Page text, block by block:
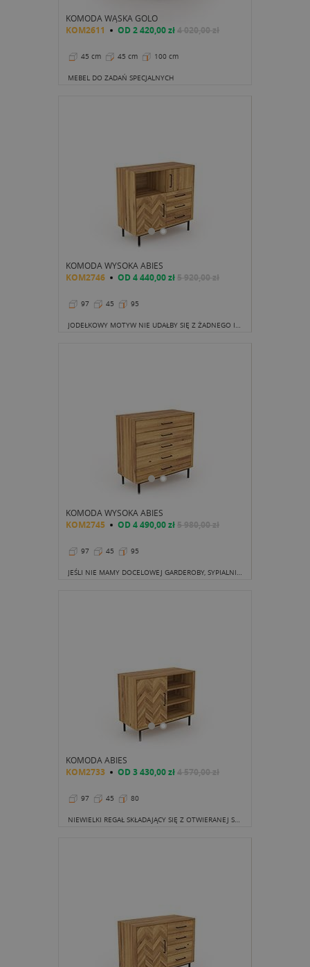
KOMODA WĄSKA GOLO
KOM2611 OD 2 420,00 zł4 020,00 zł
45 cm 45 cm 100 cm
MEBEL DO ZADAŃ SPECJALNYCH
KOMODA WYSOKA ABIES
KOM2746 OD 4 440,00 zł5 920,00 zł
97 45 95
JODEŁKOWY MOTYW NIE UDAŁBY SIĘ Z ŻADNEGO INNEGO MATERIAŁU NIŻ LITE DREWNO. NIEREGULARNY KOLOR WYZNACZANY WIELOMA LINIAMI SŁOJÓW TWORZY NIEPOWTARZALNĄ I NATURALNIE PIĘKNĄ KOMPOZYCJĘ, KTÓREJ NIE DA SIĘ PODROBIĆ.
KOMODA WYSOKA ABIES
KOM2745 OD 4 490,00 zł5 980,00 zł
97 45 95
JEŚLI NIE MAMY DOCELOWEJ GARDEROBY, SYPIALNIA PODZIĘKUJE NAM ZA TĘ KOMODĘ. PIĘĆ SZUFLAD TO NAPRAWDĘ SPORO MIEJSCA DO PRZECHOWYWANIA BIELIZNY.
KOMODA ABIES
KOM2733 OD 3 430,00 zł4 570,00 zł
97 45 80
NIEWIELKI REGAŁ SKŁADAJĄCY SIĘ Z OTWIERANEJ SZAFKI ORAZ TRZECH MAŁYCH PÓŁECZKĘ MOŻE CHWYCIĆ ZA SERCE.